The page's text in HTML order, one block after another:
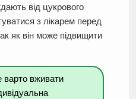
від цукрового
з лікарем перед
як він може підвищити
варто вживати